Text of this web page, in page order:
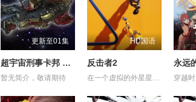
更新至01集
超宇宙刑事卡邦 无限 外传
暂无简介，敬请期待
HD国语
反击者2